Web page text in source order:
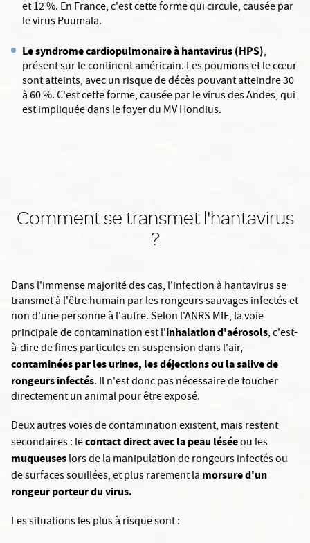
et 12 %. En France, c'est cette forme qui circule, causée par
le virus Puumala.
Le syndrome cardiopulmonaire à hantavirus (HPS),
présent sur le continent américain. Les poumons et le cœur
sont atteints, avec un risque de décès pouvant atteindre 30
à 60 %. C'est cette forme, causée par le virus des Andes, qui
est impliquée dans le foyer du MV Hondius.
Comment se transmet l'hantavirus
?
Dans l'immense majorité des cas, l'infection à hantavirus se
transmet à l'être humain par les rongeurs sauvages infectés et
non d'une personne à l'autre. Selon l'ANRS MIE, la voie
principale de contamination est l'inhalation d'aérosols, c'est-
à-dire de fines particules en suspension dans l'air,
contaminées par les urines, les déjections ou la salive de
rongeurs infectés. Il n'est donc pas nécessaire de toucher
directement un animal pour être exposé.
Deux autres voies de contamination existent, mais restent
secondaires : lecontact direct avec la peau léséeou les
muqueuseslors de la manipulation de rongeurs infectés ou
de surfaces souillées, et plus rarement la morsure d'un
rongeur porteur du virus.
Les situations les plus à risque sont :